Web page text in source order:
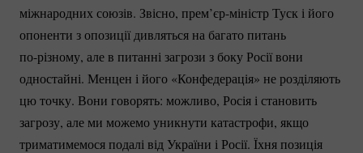
міжнародних союзів. Звісно, прем’єр-міністрТуск і його
опоненти з опозиції дивляться на багато питань
по-різному, але в питанні загрози з боку Росії вони
одностайні. Менцен і його «Конфедерація» не розділяють
цю точку. Вони говорять: можливо, Росія і становить
загрозу, але ми можемо уникнути катастрофи, якщо
триматимемося подалі від України і Росії. Їхня позиція